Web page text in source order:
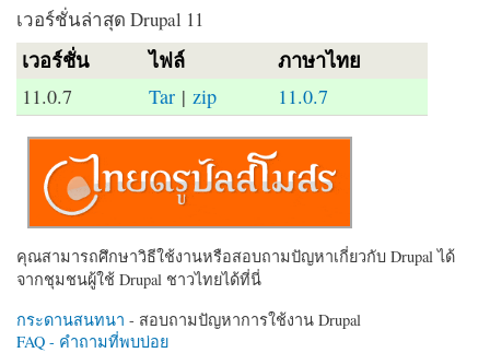
เวอร์ชั่นล่าสุด Drupal 11
เวอร์ชั่น ไฟล์ ภาษาไทย
11.0.7 Tar | zip 11.0.7
คุณสามารถศึกษาวิธีใช้งานหรือสอบถามปัญหาเกี่ยวกับ Drupal ได้
จากชุมชนผู้ใช้ Drupal ชาวไทยได้ที่นี่
กระดานสนทนา - สอบถามปัญหาการใช้งาน Drupal
FAQ - คำถามที่พบบ่อย